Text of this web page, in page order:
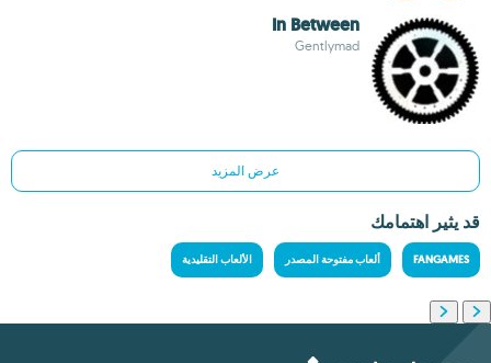
In Between
Gentlymad
عرض المزيد
قد يثير اهتمامك
FANGAMES ألعاب مفتوحة المصدر الألعاب التقليدية